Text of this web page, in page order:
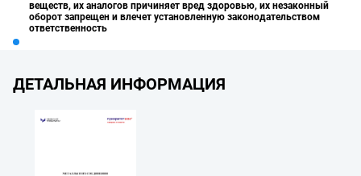
веществ, их аналогов причиняет вред здоровью, их незаконный
оборот запрещен и влечет установленную законодательством
ответственность
ДЕТАЛЬНАЯ ИНФОРМАЦИЯ